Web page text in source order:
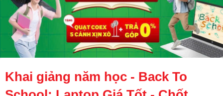
Khai giảng năm học - Back To